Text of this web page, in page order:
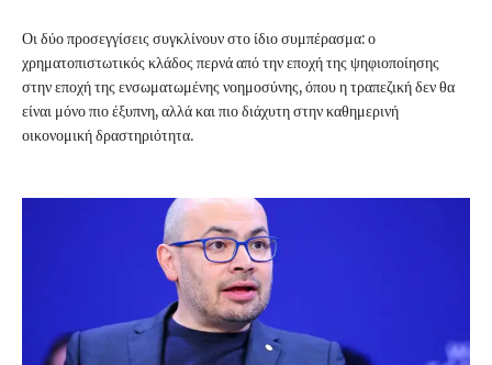
Οι δύο προσεγγίσεις συγκλίνουν στο ίδιο συμπέρασμα: ο
χρηματοπιστωτικός κλάδος περνά από την εποχή της ψηφιοποίησης
στην εποχή της ενσωματωμένης νοημοσύνης, όπου η τραπεζική δεν θα
είναι μόνο πιο έξυπνη, αλλά και πιο διάχυτη στην καθημερινή
οικονομική δραστηριότητα.